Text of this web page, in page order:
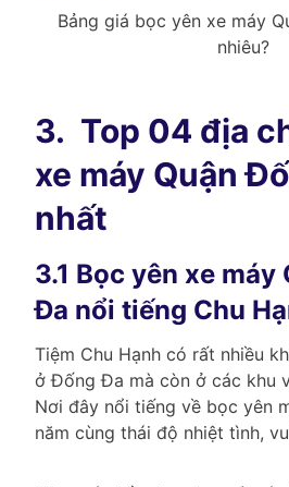
Bảng giá bọc yên xe máy
nhiêu?
3. Top 04 địa
xe máy Quận
nhất
3.1 Bọc yên xe máy
Đa nổi tiếng Chu
Tiệm Chu Hạnh có rất nhiều
ở Đống Đa mà còn ở các khu
Nơi đây nổi tiếng về bọc yên
năm cùng thái độ nhiệt tình,